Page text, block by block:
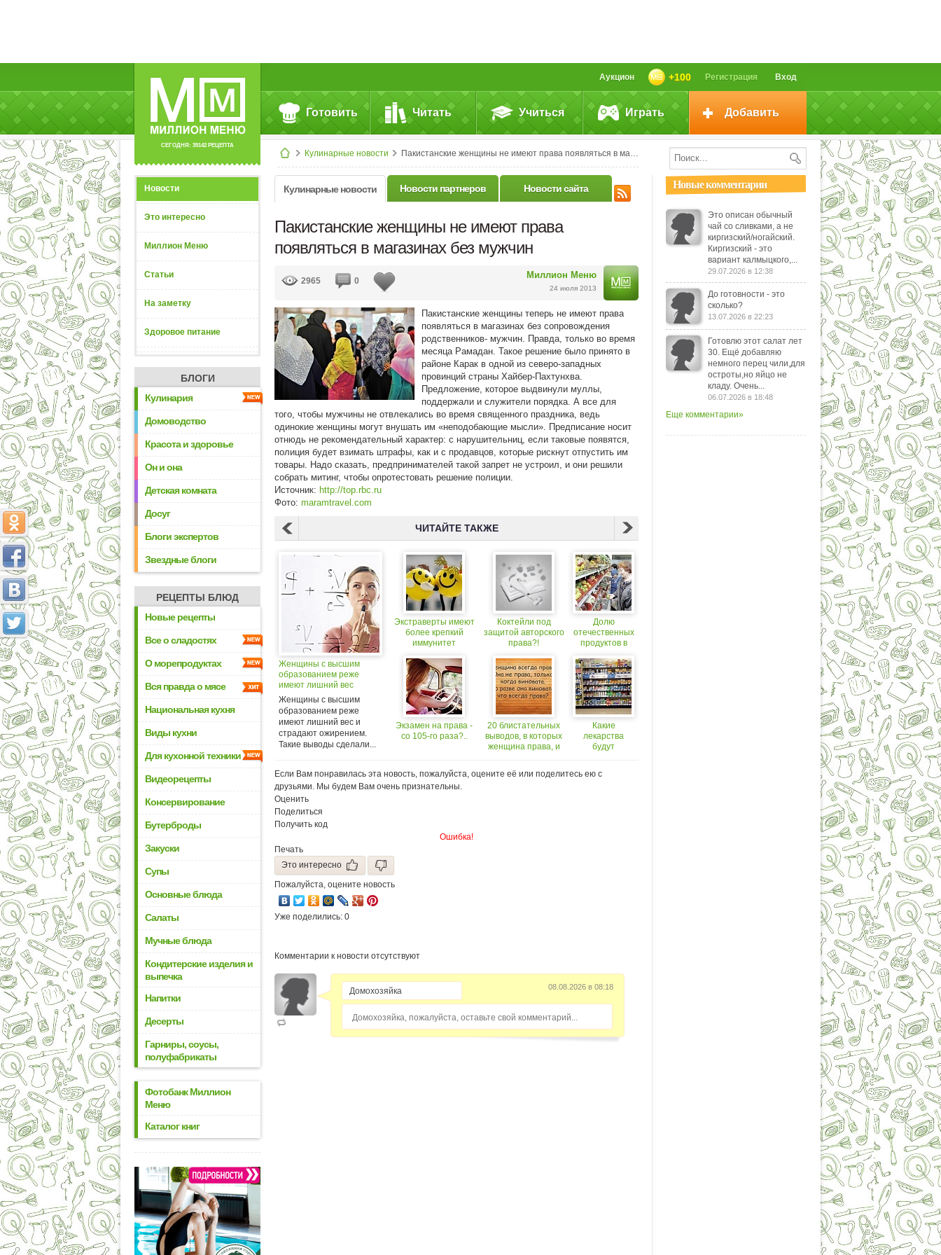
СЕГОДНЯ: 39142 РЕЦЕПТА
Вход
Регистрация
+100
Аукцион
Готовить Читать Учиться Играть Добавить
Кулинарные новости Пакистанские женщины не имеют права появляться в магазинах без мужчин
Новости
Это интересно
Миллион Меню
Статьи
На заметку
Здоровое питание
БЛОГИ
Кулинария
Домоводство
Красота и здоровье
Он и она
Детская комната
Досуг
Блоги экспертов
Звездные блоги
РЕЦЕПТЫ БЛЮД
Новые рецепты
Все о сладостях
О морепродуктах
Вся правда о мясе
Национальная кухня
Виды кухни
Для кухонной техники
Видеорецепты
Консервирование
Бутерброды
Закуски
Супы
Основные блюда
Салаты
Мучные блюда
Кондитерские изделия и
выпечка
Напитки
Десерты
Гарниры, соусы,
полуфабрикаты
Фотобанк Миллион
Меню
Каталог книг
Кулинарные новости Новости партнеров Новости сайта
Пакистанские женщины не имеют права
появляться в магазинах без мужчин
Миллион Меню
24 июля 2013
2965 0
Пакистанские женщины теперь не имеют права
появляться в магазинах без сопровождения
родственников- мужчин. Правда, только во время
месяца Рамадан. Такое решение было принято в
районе Карак в одной из северо-западных
провинций страны Хайбер-Пахтунхва.
Предложение, которое выдвинули муллы,
поддержали и служители порядка. А все для
того, чтобы мужчины не отвлекались во время священного праздника, ведь
одинокие женщины могут внушать им «неподобающие мысли». Предписание носит
отнюдь не рекомендательный характер: с нарушительниц, если таковые появятся,
полиция будет взимать штрафы, как и с продавцов, которые рискнут отпустить им
товары. Надо сказать, предпринимателей такой запрет не устроил, и они решили
собрать митинг, чтобы опротестовать решение полиции.
Источник: http://top.rbc.ru
Фото: maramtravel.com
ЧИТАЙТЕ ТАКЖЕ
Женщины с высшим
образованием реже
имеют лишний вес
Женщины с высшим
образованием реже
имеют лишний вес и
страдают ожирением.
Такие выводы сделали...
Экстраверты имеют
более крепкий
иммунитет
Экзамен на права -
со 105-го раза?..
Коктейли под
защитой авторского
права?!
20 блистательных
выводов, в которых
женщина права, и
Долю
отечественных
продуктов в
увеличат до
50%?
Какие
лекарства
будут
Если Вам понравилась эта новость, пожалуйста, оцените её или поделитесь ею с
друзьями. Мы будем Вам очень признательны.
Оценить
Поделиться
Получить код
Ошибка!
Печать
Это интересно
Пожалуйста, оцените новость
Уже поделились: 0
Комментарии к новости отсутствуют
08.08.2026 в 08:18
Домохозяйка, пожалуйста, оставьте свой комментарий...
Новые комментарии
Это описан обычный
чай со сливками, а не
киргизский/ногайский.
Киргизский - это
вариант калмыцкого,...
29.07.2026 в 12:38
До готовности - это
сколько?
13.07.2026 в 22:23
Готовлю этот салат лет
30. Ещё добавляю
немного перец чили,для
остроты,но яйцо не
кладу. Очень...
06.07.2026 в 18:48
Еще комментарии»